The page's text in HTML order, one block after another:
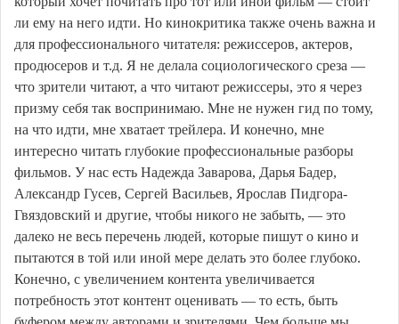
ли ему на него идти. Но кинокритика также очень важна и
для профессионального читателя: режиссеров, актеров,
продюсеров и т.д. Я не делала социологического среза —
что зрители читают, а что читают режиссеры, это я через
призму себя так воспринимаю. Мне не нужен гид по тому,
на что идти, мне хватает трейлера. И конечно, мне
интересно читать глубокие профессиональные разборы
фильмов. У нас есть Надежда Заварова, Дарья Бадер,
Александр Гусев, Сергей Васильев, Ярослав Пидгора-
Гвяздовский и другие, чтобы никого не забыть, — это
далеко не весь перечень людей, которые пишут о кино и
пытаются в той или иной мере делать это более глубоко.
Конечно, с увеличением контента увеличивается
потребность этот контент оценивать — то есть, быть